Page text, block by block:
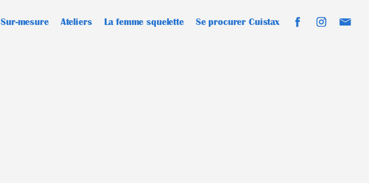
Sur-mesure Ateliers La femme squelette Se procurer Cuistax